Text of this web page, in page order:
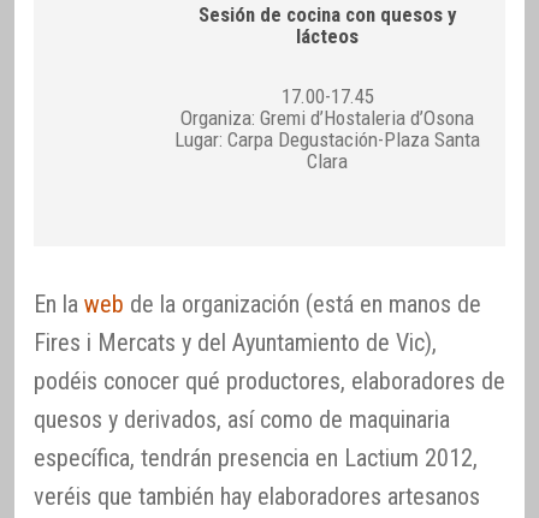
Sesión de cocina con quesos y
lácteos
17.00-17.45
Organiza: Gremi d’Hostaleria d’Osona
Lugar: Carpa Degustación-Plaza Santa
Clara
En la web de la organización (está en manos de
Fires i Mercats y del Ayuntamiento de Vic),
podéis conocer qué productores, elaboradores de
quesos y derivados, así como de maquinaria
específica, tendrán presencia en Lactium 2012,
veréis que también hay elaboradores artesanos